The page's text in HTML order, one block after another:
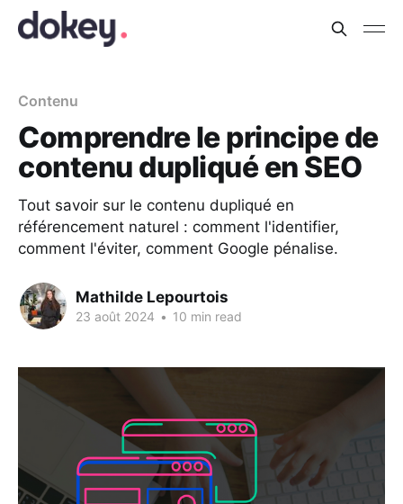
Contenu
Comprendre le principe de
contenu dupliqué en SEO
Tout savoir sur le contenu dupliqué en
référencement naturel : comment l'identifier,
comment l'éviter, comment Google pénalise.
Mathilde Lepourtois
23 août 2024 • 10 min read